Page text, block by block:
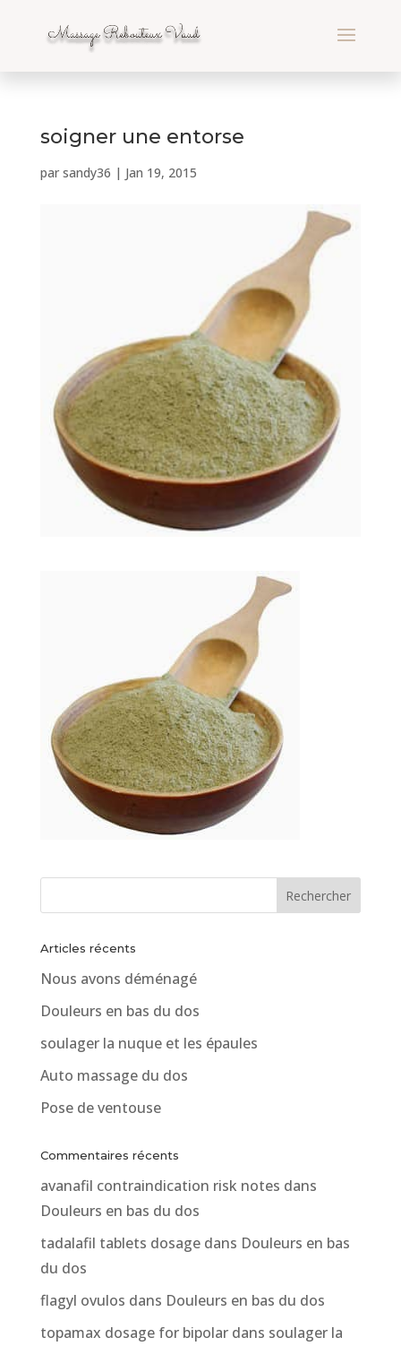
soigner une entorse
par sandy36 | Jan 19, 2015
Articles récents
Nous avons déménagé
Douleurs en bas du dos
soulager la nuque et les épaules
Auto massage du dos
Pose de ventouse
Commentaires récents
avanafil contraindication risk notes dans
Douleurs en bas du dos
tadalafil tablets dosagedans Douleurs en bas
du dos
flagyl ovulos dans Douleurs en bas du dos
topamax dosage for bipolardans soulager la